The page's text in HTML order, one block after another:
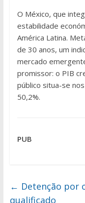
O México, que
estabilidade
América Latina.
de 30 anos, um
mercado
promissor: o PIB
público situa-se
50,2%.
PUB
← Detenção por
qualificado